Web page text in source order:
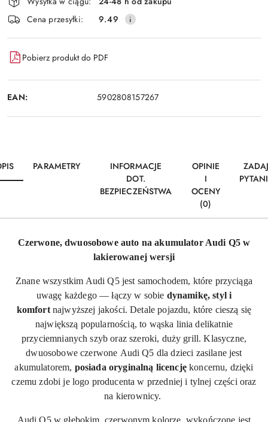
dostawaCena przesyłki:
9.49
Pobierz produkt do PDF
EAN: 5902808157267
PARAMETRY
INFORMACJE
DOT.
BEZPIECZEŃSTWA
OPINIE
I
OCENY
(0)
Czerwone, dwuosobowe auto na akumulator Audi Q5 w
lakierowanej wersji
Znane wszystkim Audi Q5 jest samochodem, które przyciąga
uwagę każdego — łączy w sobie dynamikę, styl i
komfortnajwyższej jakości. Detale pojazdu, które cieszą się
największą popularnością, to wąska linia delikatnie
przyciemnianych szyb oraz szeroki, duży grill. Klasyczne,
dwuosobowe czerwone Audi Q5 dla dzieci zasilane jest
akumulatorem, posiada oryginalną licencjękoncernu, dzięki
czemu zdobi je logo producenta w przedniej i tylnej części oraz
na kierownicy.
Audi Q5 w głębokim, czerwonym kolorze, wykończone jest